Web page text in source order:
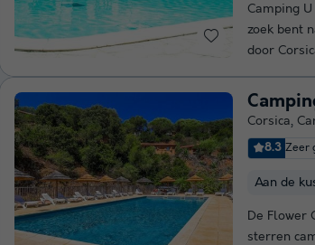
Camping
zoek bent
door
Corsica,
8.3 Zeer
Aan de
De Flower
sterren